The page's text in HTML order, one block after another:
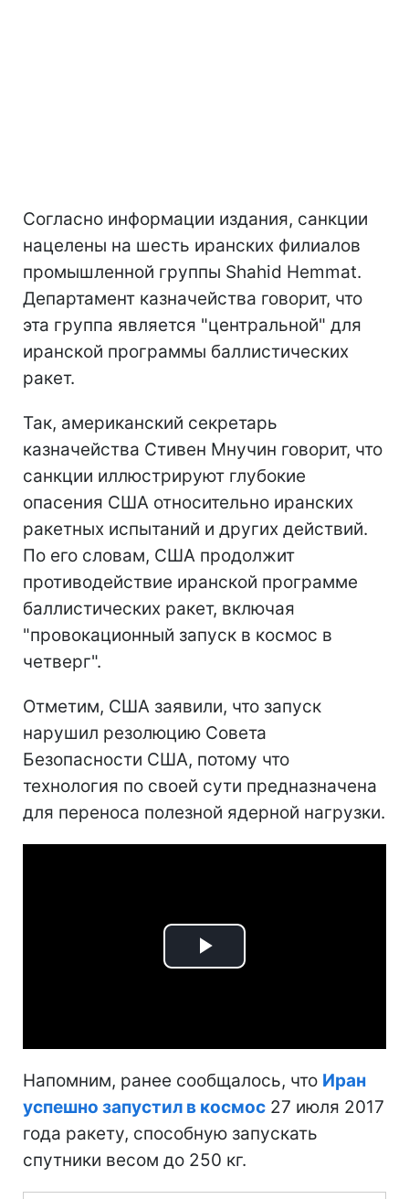
Согласно информации издания, санкции
нацелены на шесть иранских филиалов
промышленной группы Shahid Hemmat.
Департамент казначейства говорит, что
эта группа является "центральной" для
иранской программы баллистических
ракет.
Так, американский секретарь
казначейства Стивен Мнучин говорит, что
санкции иллюстрируют глубокие
опасения США относительно иранских
ракетных испытаний и других действий.
По его словам, США продолжит
противодействие иранской программе
баллистических ракет, включая
"провокационный запуск в космос в
четверг".
Отметим, США заявили, что запуск
нарушил резолюцию Совета
Безопасности США, потому что
технология по своей сути предназначена
для переноса полезной ядерной нагрузки.
Play
Напомним, ранее сообщалось, что Иран
успешно запустил в космос 27 июля 2017
года ракету, способную запускать
спутники весом до 250 кг.